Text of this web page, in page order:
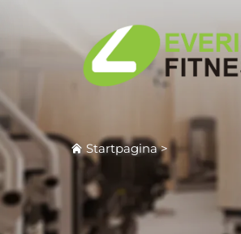
Startpagina>